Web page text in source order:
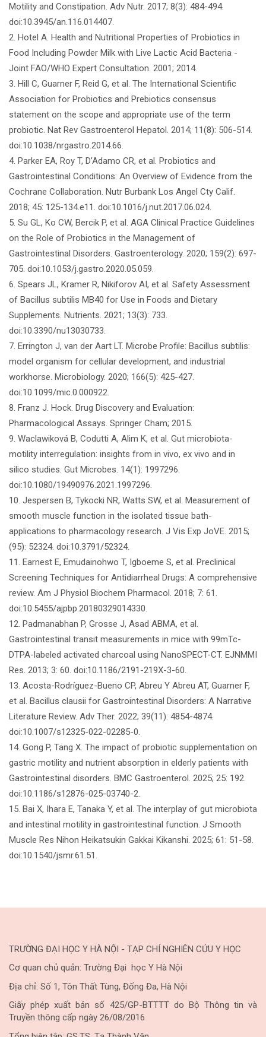
Motility and Constipation. Adv Nutr. 2017; 8(3): 484-494.
doi:10.3945/an.116.014407.
2. Hotel A. Health and Nutritional Properties of Probiotics in
Food Including Powder Milk with Live Lactic Acid Bacteria -
Joint FAO/WHO Expert Consultation. 2001; 2014.
3. Hill C, Guarner F, Reid G, et al. The International Scientific
Association for Probiotics and Prebiotics consensus
statement on the scope and appropriate use of the term
probiotic. Nat Rev Gastroenterol Hepatol. 2014; 11(8): 506-514.
doi:10.1038/nrgastro.2014.66.
4. Parker EA, Roy T, D’Adamo CR, et al. Probiotics and
Gastrointestinal Conditions: An Overview of Evidence from the
Cochrane Collaboration. Nutr Burbank Los Angel Cty Calif.
2018; 45: 125-134.e11. doi:10.1016/j.nut.2017.06.024.
5. Su GL, Ko CW, Bercik P, et al. AGA Clinical Practice Guidelines
on the Role of Probiotics in the Management of
Gastrointestinal Disorders. Gastroenterology. 2020; 159(2): 697-
705. doi:10.1053/j.gastro.2020.05.059.
6. Spears JL, Kramer R, Nikiforov AI, et al. Safety Assessment
of Bacillus subtilis MB40 for Use in Foods and Dietary
Supplements. Nutrients. 2021; 13(3): 733.
doi:10.3390/nu13030733.
7. Errington J, van der Aart LT. Microbe Profile: Bacillus subtilis:
model organism for cellular development, and industrial
workhorse. Microbiology. 2020; 166(5): 425-427.
doi:10.1099/mic.0.000922.
8. Franz J. Hock. Drug Discovery and Evaluation:
Pharmacological Assays. Springer Cham; 2015.
9. Waclawiková B, Codutti A, Alim K, et al. Gut microbiota-
motility interregulation: insights from in vivo, ex vivo and in
silico studies. Gut Microbes. 14(1): 1997296.
doi:10.1080/19490976.2021.1997296.
10. Jespersen B, Tykocki NR, Watts SW, et al. Measurement of
smooth muscle function in the isolated tissue bath-
applications to pharmacology research. J Vis Exp JoVE. 2015;
(95): 52324. doi:10.3791/52324.
11. Earnest E, Emudainohwo T, Igboeme S, et al. Preclinical
Screening Techniques for Antidiarrheal Drugs: A comprehensive
review. Am J Physiol Biochem Pharmacol. 2018; 7: 61.
doi:10.5455/ajpbp.20180329014330.
12. Padmanabhan P, Grosse J, Asad ABMA, et al.
Gastrointestinal transit measurements in mice with 99mTc-
DTPA-labeled activated charcoal using NanoSPECT-CT. EJNMMI
Res. 2013; 3: 60. doi:10.1186/2191-219X-3-60.
13. Acosta-Rodríguez-Bueno CP, Abreu Y Abreu AT, Guarner F,
et al. Bacillus clausii for Gastrointestinal Disorders: A Narrative
Literature Review. Adv Ther. 2022; 39(11): 4854-4874.
doi:10.1007/s12325-022-02285-0.
14. Gong P, Tang X. The impact of probiotic supplementation on
gastric motility and nutrient absorption in elderly patients with
Gastrointestinal disorders. BMC Gastroenterol. 2025; 25: 192.
doi:10.1186/s12876-025-03740-2.
15. Bai X, Ihara E, Tanaka Y, et al. The interplay of gut microbiota
and intestinal motility in gastrointestinal function. J Smooth
Muscle Res Nihon Heikatsukin Gakkai Kikanshi. 2025; 61: 51-58.
doi:10.1540/jsmr.61.51.
TRƯỜNG ĐẠI HỌC Y HÀ NỘI - TẠP CHÍ NGHIÊN CỨU Y HỌC
Cơ quan chủ quản: Trường Đại học Y Hà Nội
Địa chỉ: Số 1, Tôn Thất Tùng, Đống Đa, Hà Nội
Giấy phép xuất bản số 425/GP-BTTTT do Bộ Thông tin và
Truyền thông cấp ngày 26/08/2016